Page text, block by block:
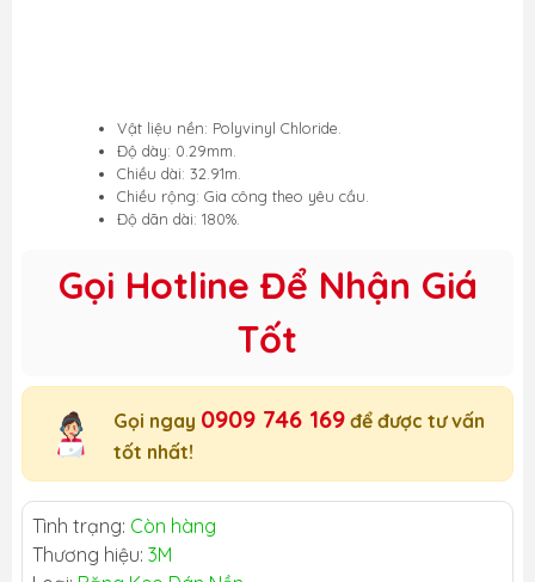
Vật liệu nền: Polyvinyl Chloride.
Độ dày: 0.29mm.
Chiều dài: 32.91m.
Chiều rộng: Gia công theo yêu cầu.
Độ dãn dài: 180%.
Gọi Hotline Để Nhận Giá
Tốt
Gọi ngay 0909 746 169 để được tư vấn
tốt nhất!
Tình trạng: Còn hàng
Thương hiệu: 3M